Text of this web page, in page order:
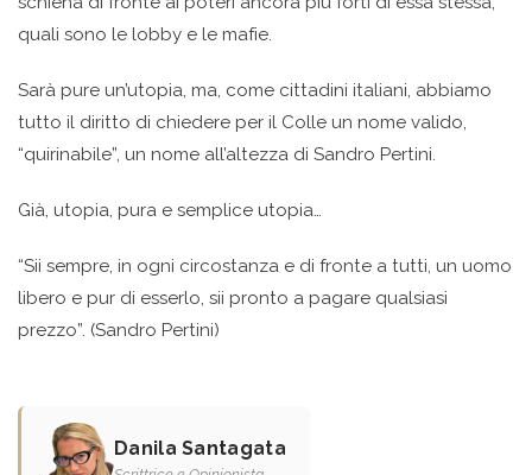
quali sono le lobby e le mafie.
Sarà pure un’utopia, ma, come cittadini italiani, abbiamo
tutto il diritto di chiedere per il Colle un nome valido,
“quirinabile”, un nome all’altezza di Sandro Pertini.
Già, utopia, pura e semplice utopia…
“Sii sempre, in ogni circostanza e di fronte a tutti, un uomo
libero e pur di esserlo, sii pronto a pagare qualsiasi
prezzo”. (Sandro Pertini)
Danila Santagata